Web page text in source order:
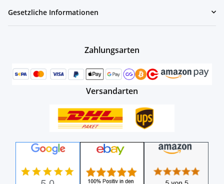
Gesetzliche Informationen
Zahlungsarten
Versandarten